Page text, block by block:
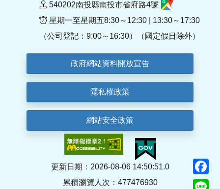
540202南投縣南投市省府路4號
星期一至星期五8:30～12:30 | 13:30～17:30
（公司登記：9:00～16:30）（國定假日除外）
政府網站資料開放宣告
隱私權政策
網站安全政策
更新日期：2026-08-06 14:50:51.0
累積瀏覽人次：477476930